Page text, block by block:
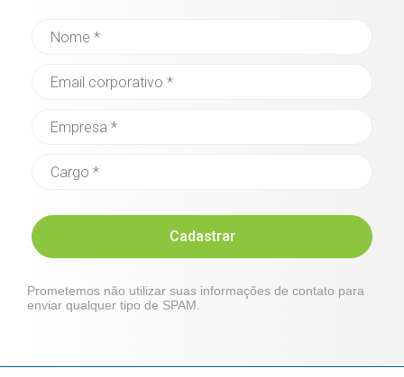
Cadastrar
Prometemos não utilizar suas informações de contato para
enviar qualquer tipo de SPAM.